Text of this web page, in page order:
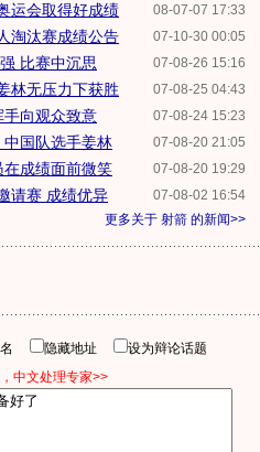
08-07-07 17:33
运会取得好成绩
07-10-30 00:05
淘汰赛成绩公告
07-08-26 15:16
比赛中沉思
07-08-25 04:43
林无压力下获胜
07-08-24 15:23
向观众致意
07-08-20 21:05
国队选手姜林
07-08-20 19:29
成绩面前微笑
07-08-02 16:54
请赛 成绩优异
更多关于 射箭 的新闻>>
名 隐藏地址
设为辩论话题
中文处理专家>>